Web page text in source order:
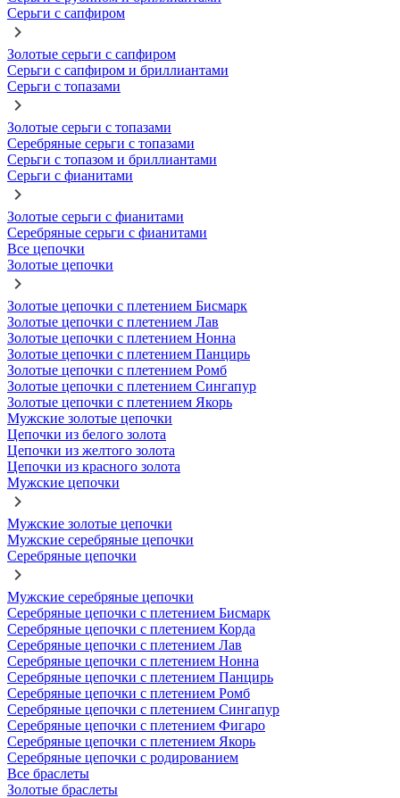
Серьги с сапфиром
Золотые серьги с сапфиром
Серьги с сапфиром и бриллиантами
Серьги с топазами
Золотые серьги с топазами
Серебряные серьги с топазами
Серьги с топазом и бриллиантами
Серьги с фианитами
Золотые серьги с фианитами
Серебряные серьги с фианитами
Все цепочки
Золотые цепочки
Золотые цепочки с плетением Бисмарк
Золотые цепочки с плетением Лав
Золотые цепочки с плетением Нонна
Золотые цепочки с плетением Панцирь
Золотые цепочки с плетением Ромб
Золотые цепочки с плетением Сингапур
Золотые цепочки с плетением Якорь
Мужские золотые цепочки
Цепочки из белого золота
Цепочки из желтого золота
Цепочки из красного золота
Мужские цепочки
Мужские золотые цепочки
Мужские серебряные цепочки
Серебряные цепочки
Мужские серебряные цепочки
Серебряные цепочки с плетением Бисмарк
Серебряные цепочки с плетением Корда
Серебряные цепочки с плетением Лав
Серебряные цепочки с плетением Нонна
Серебряные цепочки с плетением Панцирь
Серебряные цепочки с плетением Ромб
Серебряные цепочки с плетением Сингапур
Серебряные цепочки с плетением Фигаро
Серебряные цепочки с плетением Якорь
Серебряные цепочки с родированием
Все браслеты
Золотые браслеты